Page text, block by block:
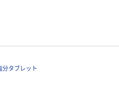
分タブレット